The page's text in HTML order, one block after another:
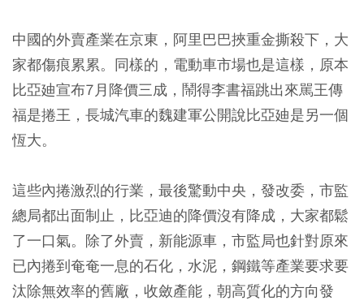
中國的外賣產業在京東，阿里巴巴挾重金撕殺下，大
家都傷痕累累。同樣的，電動車市場也是這樣，原本
比亞廸宣布7月降價三成，鬧得李書福跳出來駡王傳
福是捲王，長城汽車的魏建軍公開說比亞廸是另一個
恆大。
這些內捲激烈的行業，最後驚動中央，發改委，市監
總局都出面制止，比亞迪的降價沒有降成，大家都鬆
了一口氣。除了外賣，新能源車，市監局也針對原來
已內捲到奄奄一息的石化，水泥，鋼鐵等產業要求要
汰除無效率的舊廠，收斂產能，朝高質化的方向發